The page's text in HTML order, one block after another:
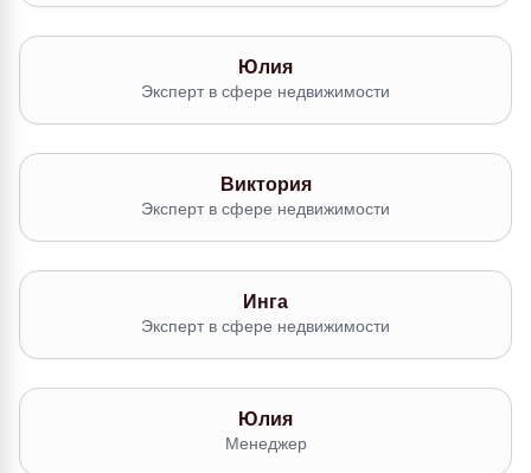
Юлия
Эксперт в сфере недвижимости
Виктория
Эксперт в сфере недвижимости
Инга
Эксперт в сфере недвижимости
Юлия
Менеджер